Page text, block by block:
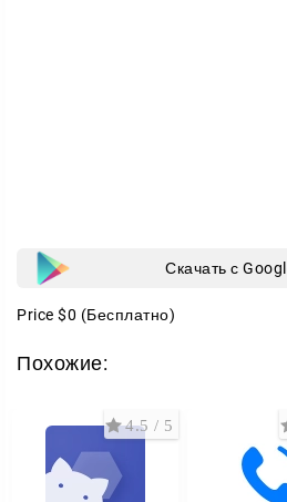
Скачать с
Price $0 (Бесплатно)
Похожие:
4.5 / 5